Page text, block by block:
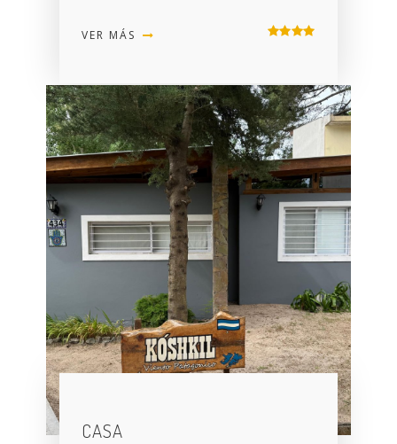
VER MÁS
CASA